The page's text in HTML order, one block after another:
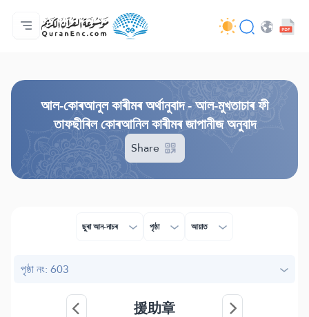
মুখ্য পৃষ্ঠা
অনুবাদসমূহৰ সূচীপত্ৰ
Audio
ডেভ্লপাৰসকলৰ সেৱাসমূহ - API
প্ৰকল্পৰ বিষয়ে
আমাৰ সৈতে যোগাযোগ কৰক
ভাষা
আল-কোৰআনুল কাৰীমৰ অৰ্থানুবাদ - আল-মুখতাচাৰ ফী
তাফছীৰিল কোৰআনিল কাৰীমৰ জাপানীজ অনুবাদ
Share
ছুৰা আন-নাচৰ পৃষ্ঠা আয়াত
পৃষ্ঠা নং: 603
援助章